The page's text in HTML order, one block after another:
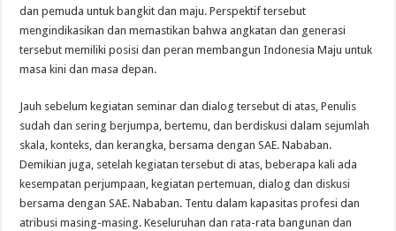
dan pemuda untuk bangkit dan maju. Perspektif tersebut
mengindikasikan dan memastikan bahwa angkatan dan generasi
tersebut memiliki posisi dan peran membangun Indonesia Maju untuk
masa kini dan masa depan.
Jauh sebelum kegiatan seminar dan dialog tersebut di atas, Penulis
sudah dan sering berjumpa, bertemu, dan berdiskusi dalam sejumlah
skala, konteks, dan kerangka, bersama dengan SAE. Nababan.
Demikian juga, setelah kegiatan tersebut di atas, beberapa kali ada
kesempatan perjumpaan, kegiatan pertemuan, dialog dan diskusi
bersama dengan SAE. Nababan. Tentu dalam kapasitas profesi dan
atribusi masing-masing. Keseluruhan dan rata-rata bangunan dan